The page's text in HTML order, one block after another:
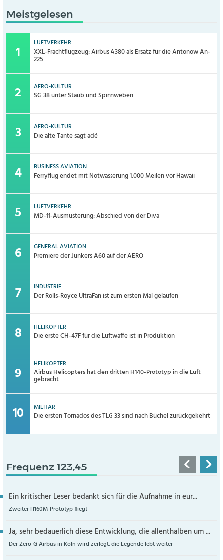
Meistgelesen
LUFTVERKEHR
XXL-Frachtflugzeug: Airbus A380 als Ersatz für die Antonow An-
225
AERO-KULTUR
SG 38 unter Staub und Spinnweben
AERO-KULTUR
Die alte Tante sagt adé
BUSINESS AVIATION
Ferryflug endet mit Notwasserung 1.000 Meilen vor Hawaii
LUFTVERKEHR
MD-11-Ausmusterung: Abschied von der Diva
GENERAL AVIATION
Premiere der Junkers A60 auf der AERO
INDUSTRIE
Der Rolls-Royce UltraFan ist zum ersten Mal gelaufen
HELIKOPTER
Die erste CH-47F für die Luftwaffe ist in Produktion
HELIKOPTER
Airbus Helicopters hat den dritten H140-Prototyp in die Luft
gebracht
MILITÄR
Die ersten Tornados des TLG 33 sind nach Büchel zurückgekehrt
Frequenz 123,45
Ein kritischer Leser bedankt sich für die Aufnahme in eur...
Zweiter H160M-Prototyp fliegt
Ja, sehr bedauerlich diese Entwicklung, die allenthalben um ...
Der Zero-G Airbus in Köln wird zerlegt, die Legende lebt weiter